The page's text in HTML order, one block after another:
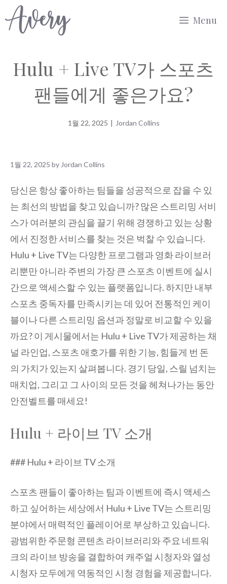
to
Menu
Hulu + Live TV가 스포츠
팬들에게 좋은가요?
1월 22, 2025 | Jordan Collins
1월 22, 2025 by Jordan Collins
당신은 항상 좋아하는 팀들을 성공적으로 잡을 수 있
는 최선의 방법을 찾고 있습니까? 많은 스트리밍 서비
스가 여러분의 관심을 끌기 위해 경쟁하고 있는 상황
에서 진정한 서비스를 찾는 것은 벅찰 수 있습니다.
Hulu + Live TV는 다양한 프로그램과 영화 라이브러
리뿐만 아니라 주변의 가장 큰 스포츠 이벤트에 실시
간으로 액세스할 수 있는 플랫폼입니다. 하지만 내부
스포츠 중독자를 만족시키는 데 있어 전통적인 케이
블이나 다른 스트리밍 옵션과 정말로 비교할 수 있을
까요? 이 게시물에서는 Hulu + Live TV가 제공하는 채
널 라인업, 스포츠 애호가를 위한 기능, 힘들게 번 돈
의 가치가 있는지 살펴봅니다. 경기 당일, 스릴 넘치는
매치업, 그리고 그 사이의 모든 것을 헤쳐나가는 동안
안전벨트를 매세요!
Hulu + 라이브 TV 소개
### Hulu + 라이브 TV 소개
스포츠 팬들이 좋아하는 팀과 이벤트에 즉시 액세스
하고 싶어하는 세상에서 Hulu + Live TV는 스트리밍
분야에서 매력적인 플레이어로 부상하고 있습니다.
광범위한 주문형 콘텐츠 라이브러리와 주요 네트워
크의 라이브 방송을 결합하여 캐주얼 시청자와 열성
시청자 모두에게 역동적인 시청 경험을 제공합니다.